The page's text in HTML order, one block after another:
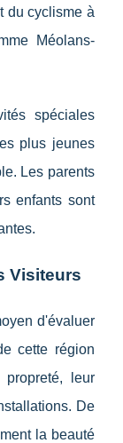
du cyclisme à
Méolans-
spéciales
plus jeunes
Les parents
enfants sont
Visiteurs
d'évaluer
cette région
leur
De
la beauté